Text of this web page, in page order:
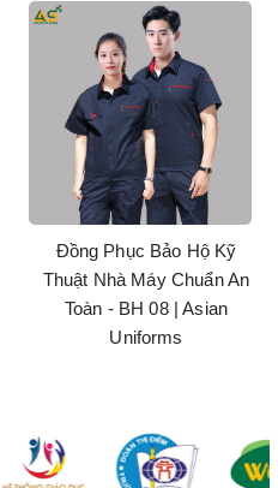
Đồng Phục Bảo Hộ Kỹ
Thuật Nhà Máy Chuẩn An
Toàn - BH 08 | Asian
Uniforms